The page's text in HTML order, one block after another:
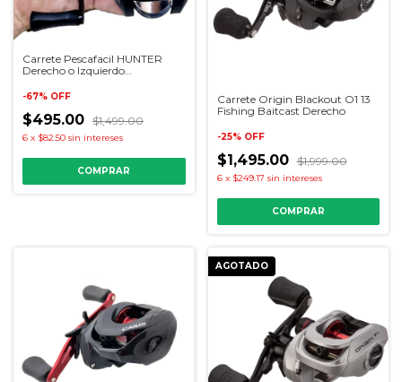
Carrete Pescafacil HUNTER
Derecho o Izquierdo
-67% OFF
$495.00 $1,499.00
6 x $82.50 sin intereses
COMPRAR
Carrete Origin Blackout O1 13
Fishing Baitcast Derecho
-25% OFF
$1,495.00 $1,999.00
6 x $249.17 sin intereses
AGOTADO